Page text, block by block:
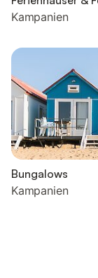
Kampanien
Bungalows
Kampanien